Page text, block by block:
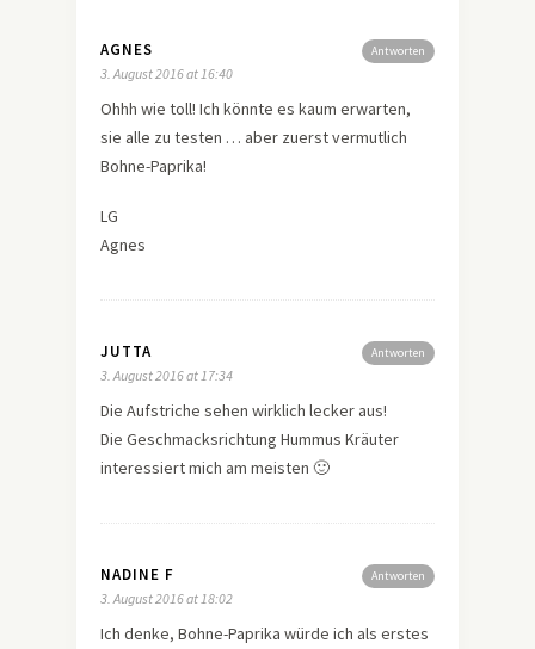
Antworten
AGNES
3. August 2016 at 16:40
Ohhh wie toll! Ich könnte es kaum erwarten,
sie alle zu testen … aber zuerst vermutlich
Bohne-Paprika!
LG
Agnes
Antworten
JUTTA
3. August 2016 at 17:34
Die Aufstriche sehen wirklich lecker aus!
Die Geschmacksrichtung Hummus Kräuter
interessiert mich am meisten 🙂
Antworten
NADINE F
3. August 2016 at 18:02
Ich denke, Bohne-Paprika würde ich als erstes